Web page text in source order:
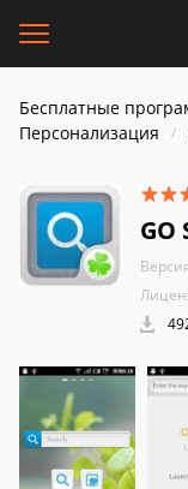
Бесплатные
Персонализация
GO